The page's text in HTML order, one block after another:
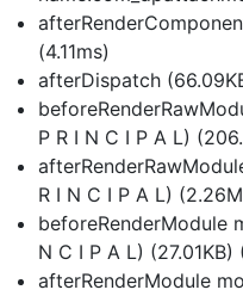
(4.11ms)
afterDispatch
P R I N C I P A L)
R I N C I P A L)
beforeRenderModule
N C I P A L) (27.01KB)
afterRenderModule